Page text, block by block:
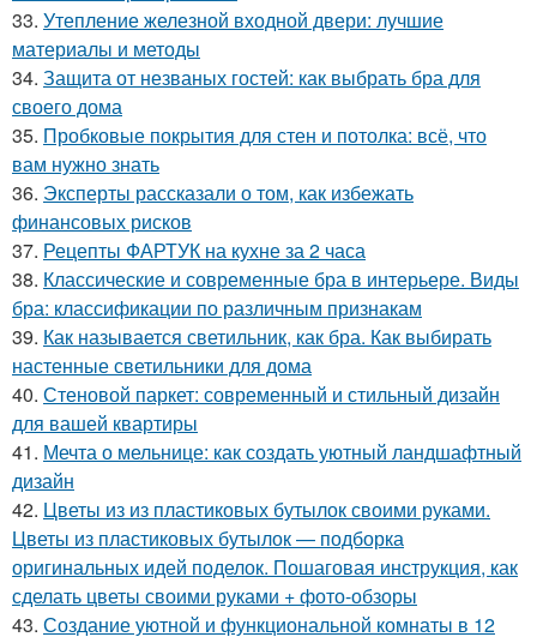
33. Утепление железной входной двери: лучшие
материалы и методы
34. Защита от незваных гостей: как выбрать бра для
своего дома
35. Пробковые покрытия для стен и потолка: всё, что
вам нужно знать
36. Эксперты рассказали о том, как избежать
финансовых рисков
37. Рецепты ФАРТУК на кухне за 2 часа
38. Классические и современные бра в интерьере. Виды
бра: классификации по различным признакам
39. Как называется светильник, как бра. Как выбирать
настенные светильники для дома
40. Стеновой паркет: современный и стильный дизайн
для вашей квартиры
41. Мечта о мельнице: как создать уютный ландшафтный
дизайн
42. Цветы из из пластиковых бутылок своими руками.
Цветы из пластиковых бутылок — подборка
оригинальных идей поделок. Пошаговая инструкция, как
сделать цветы своими руками + фото-обзоры
43. Создание уютной и функциональной комнаты в 12